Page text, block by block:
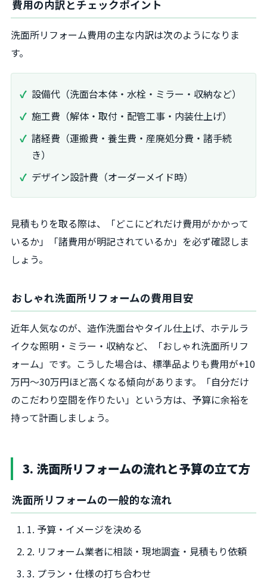
費用の内訳とチェックポイント
洗面所リフォーム費用の主な内訳は次のようになりま
す。
設備代（洗面台本体・水栓・ミラー・収納など）
施工費（解体・取付・配管工事・内装仕上げ）
諸経費（運搬費・養生費・産廃処分費・諸手続
き）
デザイン設計費（オーダーメイド時）
見積もりを取る際は、「どこにどれだけ費用がかかって
いるか」「諸費用が明記されているか」を必ず確認しま
しょう。
おしゃれ洗面所リフォームの費用目安
近年人気なのが、造作洗面台やタイル仕上げ、ホテルラ
イクな照明・ミラー・収納など、「おしゃれ洗面所リフ
ォーム」です。こうした場合は、標準品よりも費用が+10
万円～30万円ほど高くなる傾向があります。「自分だけ
のこだわり空間を作りたい」という方は、予算に余裕を
持って計画しましょう。
3. 洗面所リフォームの流れと予算の立て方
洗面所リフォームの一般的な流れ
1. 予算・イメージを決める
2. リフォーム業者に相談・現地調査・見積もり依頼
3. プラン・仕様の打ち合わせ